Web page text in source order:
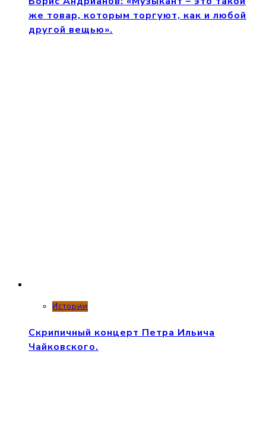
же товар, которым торгуют, как и любой
другой вещью».
Истории
Скрипичный концерт Петра Ильича
Чайковского.